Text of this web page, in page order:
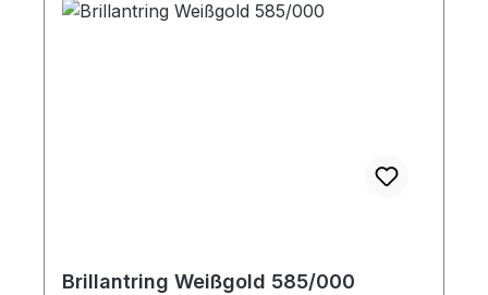
Brillantring Weißgold 585/000